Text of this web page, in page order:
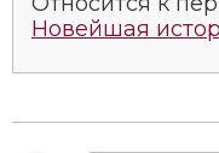
Новейшая